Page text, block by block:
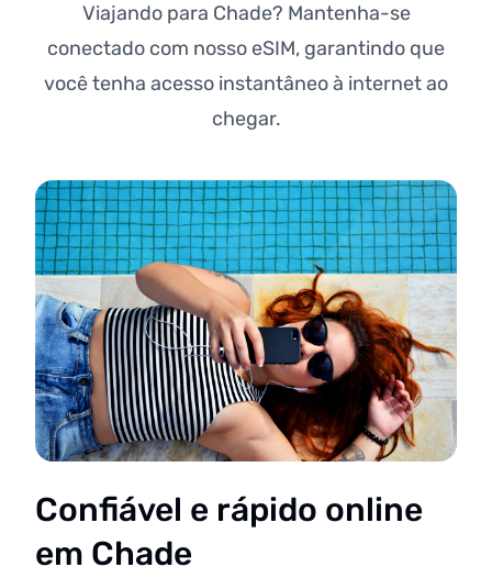
Viajando para Chade? Mantenha-se
conectado com nosso eSIM, garantindo que
você tenha acesso instantâneo à internet ao
chegar.
Confiável e rápido online
em Chade